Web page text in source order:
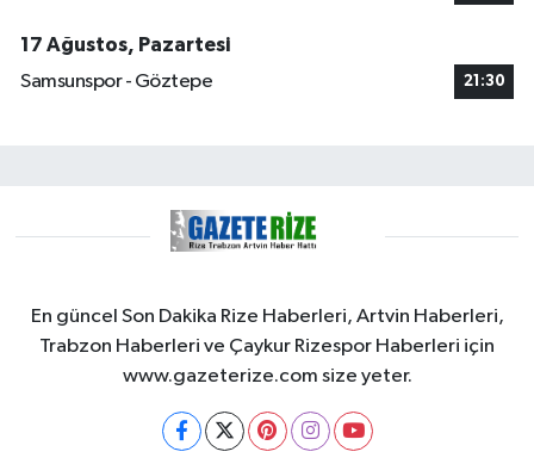
17 Ağustos, Pazartesi
Samsunspor - Göztepe
21:30
En güncel Son Dakika Rize Haberleri, Artvin Haberleri,
Trabzon Haberleri ve Çaykur Rizespor Haberleri için
www.gazeterize.com size yeter.